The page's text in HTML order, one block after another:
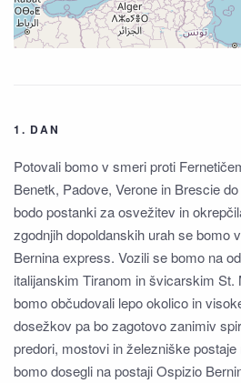
1. DAN
Potovali bomo v smeri proti
Benetk, Padove, Verone in Brescie
bodo postanki za osvežitev in
zgodnjih dopoldanskih urah se bomo
Bernina express. Vozili se bomo na
italijanskim Tiranom in švicarskim
bomo občudovali lepo okolico in
dosežkov pa bo zagotovo zanimiv
predori, mostovi in železniške
bomo dosegli na postaji Ospizio